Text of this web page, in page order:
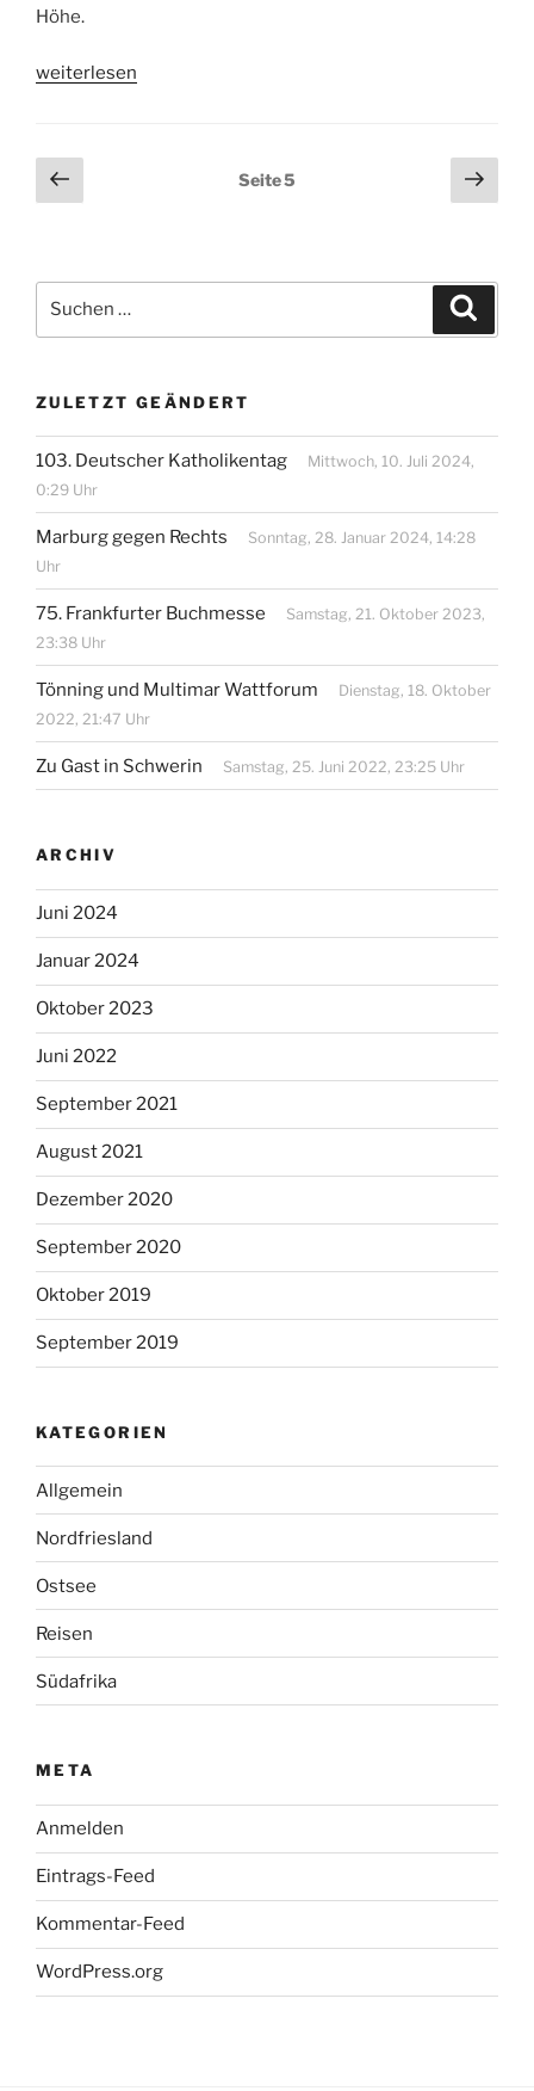
Höhe.
„Nachtflug
weiterlesen
Seitennummerierung
der
Vorherige
Seite
Seite5
nach:
ZULETZT GEÄNDERT
103. Deutscher Katholikentag
Mittwoch, 10. Juli 2024,
0:29 Uhr
Marburg gegen Rechts
Sonntag, 28. Januar 2024, 14:28
Uhr
75. Frankfurter Buchmesse
Samstag, 21. Oktober 2023,
23:38 Uhr
Tönning und Multimar Wattforum
Dienstag, 18. Oktober
2022, 21:47 Uhr
Zu Gast in Schwerin Samstag, 25. Juni 2022, 23:25 Uhr
ARCHIV
Juni 2024
Januar 2024
Oktober 2023
Juni 2022
September 2021
August 2021
Dezember 2020
September 2020
Oktober 2019
September 2019
KATEGORIEN
Allgemein
Nordfriesland
Ostsee
Reisen
Südafrika
META
Anmelden
Eintrags-Feed
Kommentar-Feed
WordPress.org